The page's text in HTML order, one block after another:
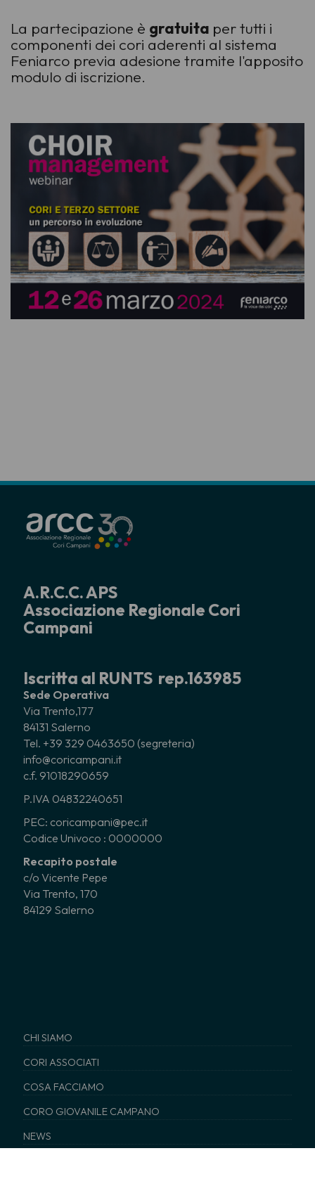
La partecipazione è gratuita per tutti i
componenti dei cori aderenti al sistema
Feniarco previa adesione tramite l'apposito
modulo di iscrizione.
A.R.C.C. APS
Associazione Regionale Cori
Campani
Iscritta al RUNTS rep.163985
Sede Operativa
Via Trento,177
84131 Salerno
Tel. +39 329 0463650 (segreteria)
info@coricampani.it
c.f. 91018290659
P.IVA 04832240651
PEC: coricampani@pec.it
Codice Univoco : 0000000
Recapito postale
c/o Vicente Pepe
Via Trento, 170
84129 Salerno
CHI SIAMO
CORI ASSOCIATI
COSA FACCIAMO
CORO GIOVANILE CAMPANO
NEWS